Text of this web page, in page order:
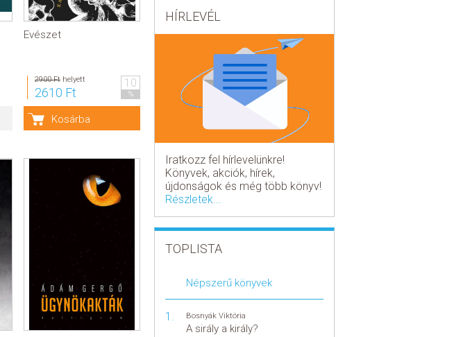
Evészet
2900 Ft helyett
2610 Ft
10
%
Kosárba
HÍRLEVÉL
Iratkozz fel hírlevelünkre!
Könyvek, akciók, hírek,
újdonságok és még több könyv!
Részletek...
TOPLISTA
Népszerű könyvek
Bosnyák Viktória
A sirály a király?